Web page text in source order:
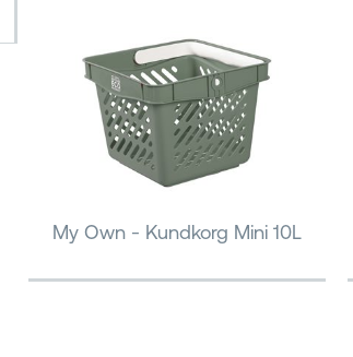
My Own - Kundkorg Mini 10L